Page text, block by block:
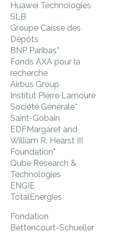
Huawei Technologies
SLB
Groupe Caisse des
Dépôts
BNP Paribas*
Fonds AXA pour la
recherche
Airbus Group
Institut Pierre Lamoure
Société Générale*
Saint-Gobain
EDFMargaret and
William R. Hearst III
Foundation*
Qube Research &
Technologies
ENGIE
TotalEnergies
Fondation
Bettencourt-Schueller